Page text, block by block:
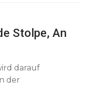
Stolpe, An
darauf
der